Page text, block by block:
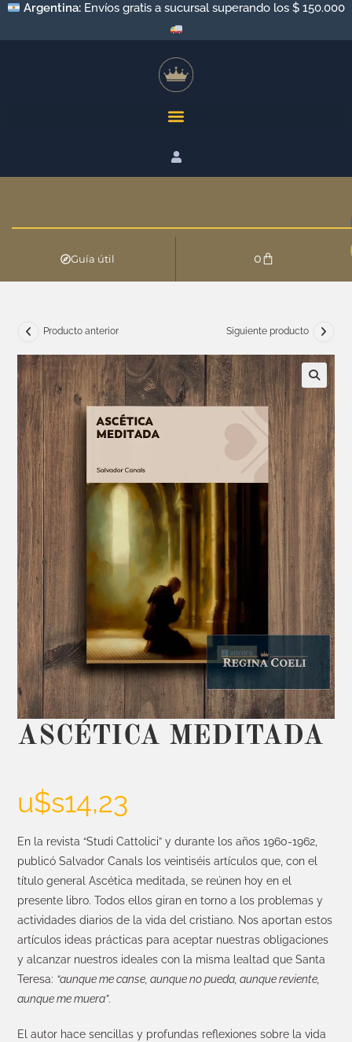
Argentina:Envíos a todo el país por Andreani y Correo
Argentino
Guía útil 0
Producto anterior Siguiente producto
ASCÉTICA MEDITADA
u$s14,23
En la revista “Studi Cattolici” y durante los años 1960-1962,
publicó Salvador Canals los veintiséis artículos que, con el
título general Ascética meditada, se reúnen hoy en el
presente libro. Todos ellos giran en torno a los problemas y
actividades diarios de la vida del cristiano. Nos aportan estos
artículos ideas prácticas para aceptar nuestras obligaciones
y alcanzar nuestros ideales con la misma lealtad que Santa
Teresa: “aunque me canse, aunque no pueda, aunque reviente,
aunque me muera”.
El autor hace sencillas y profundas reflexiones sobre la vida